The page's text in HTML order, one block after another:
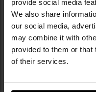
provide social media
We also share
our social media,
may combine it with
provided to them or that
of their services.